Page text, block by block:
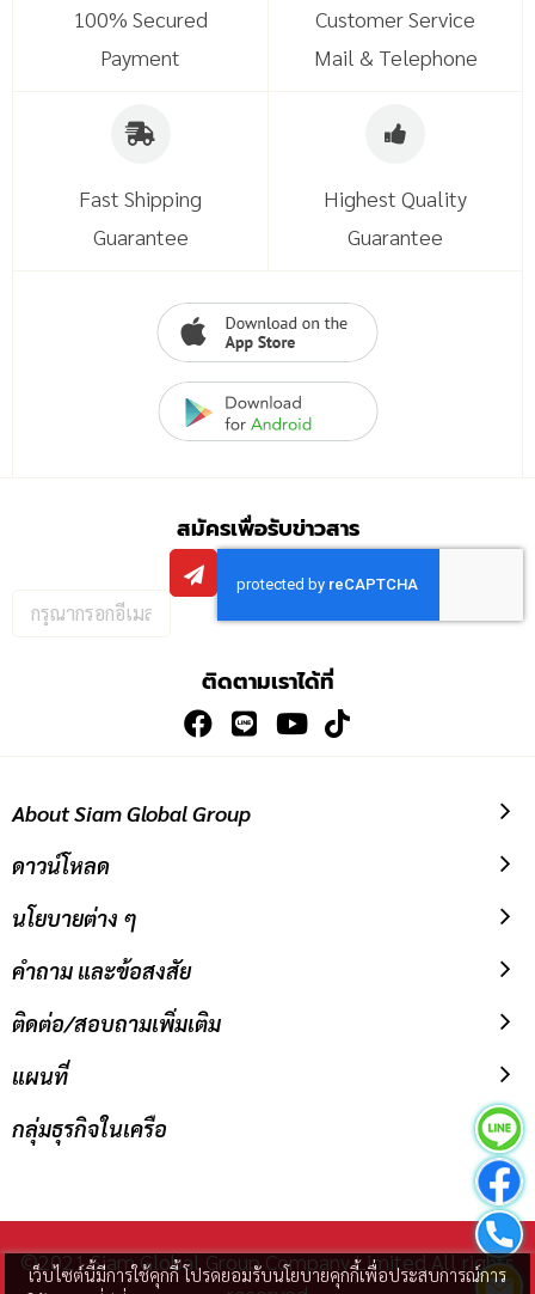
เว็บไซต์นี้มีการใช้คุกกี้ โปรดยอมรับนโยบายคุกกี้เพื่อประสบการณ์การ
100% Secured
Payment
Customer Service
Mail & Telephone
Fast Shipping
Guarantee
Highest Quality
Guarantee
สมัครเพื่อรับข่าวสาร
กรอก
อีเมล
ติดตามเราได้ที่
About Siam Global Group
ดาวน์โหลด
นโยบายต่าง ๆ
คำถาม และข้อสงสัย
ติดต่อ/สอบถามเพิ่มเติม
แผนที่
กลุ่มธุรกิจในเครือ
©2021 Siam Global Group Company Limited All rights